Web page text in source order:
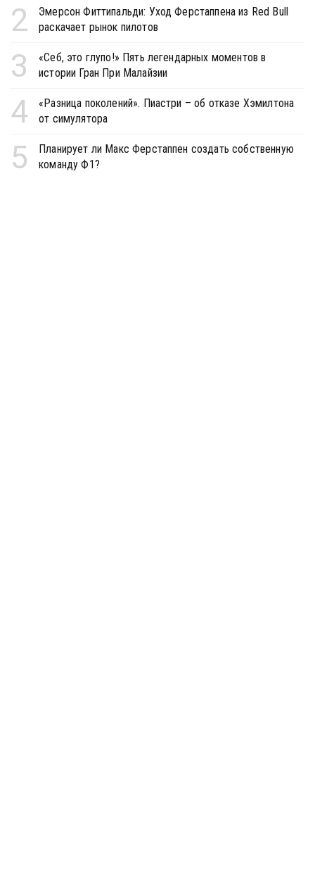
2
Эмерсон Фиттипальди: Уход Ферстаппена из Red Bull
раскачает рынок пилотов
3
«Себ, это глупо!» Пять легендарных моментов в
истории Гран При Малайзии
4
«Разница поколений». Пиастри – об отказе Хэмилтона
от симулятора
5
Планирует ли Макс Ферстаппен создать собственную
команду Ф1?